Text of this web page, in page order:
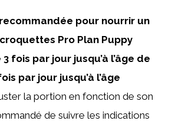
pour nourrir un
Pro Plan Puppy
fois par jour jusqu’à l’âge de
par jour jusqu’à l’âge
la portion en fonction de son
de suivre les indications